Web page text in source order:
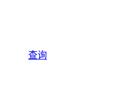
查询